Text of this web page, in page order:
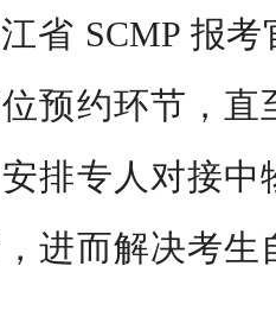
省 SCMP 报
预约环节，直
排专人对接中
进而解决考生